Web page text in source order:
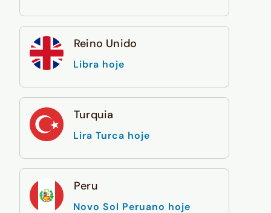
Reino Unido
Libra hoje
Turquia
Lira Turca hoje
Peru
Novo Sol Peruano hoje